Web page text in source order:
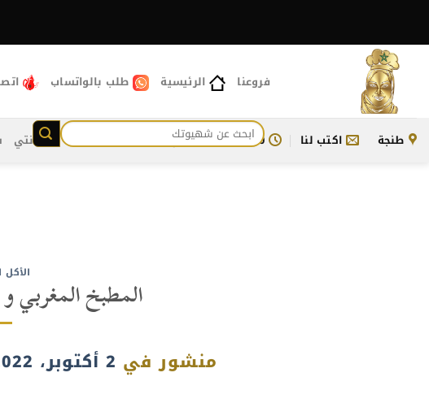
فروعنا الرئيسية طلب بالواتساب
البحث
عن: طنجة اكتب لنا 11:00 ص - 11:30 م للتواصل معنا مدونتي
المطبخ المغربي
منشور في 2 أكتوبر، 2022